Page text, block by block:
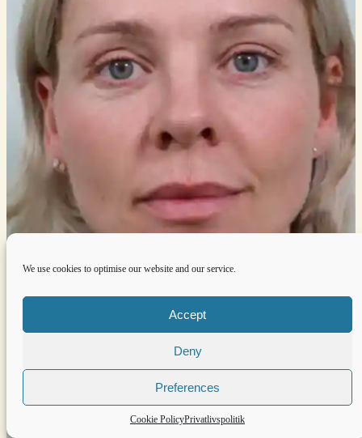
We use cookies to optimise our website and our service.
Accept
Deny
Preferences
Cookie PolicyPrivatlivspolitik